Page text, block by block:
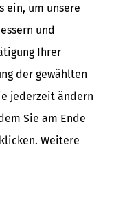
ein, um unsere
und
Ihrer
der gewählten
jederzeit ändern
Sie am Ende
Weitere